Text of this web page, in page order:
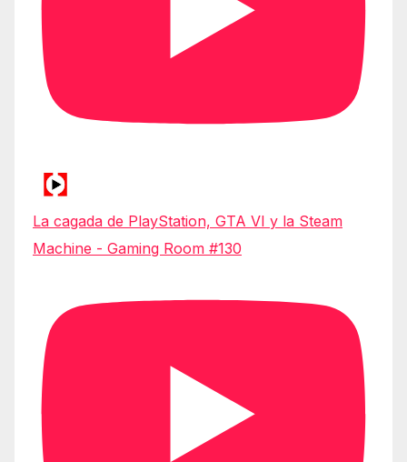
La cagada de PlayStation, GTA VI y la Steam
Machine - Gaming Room #130